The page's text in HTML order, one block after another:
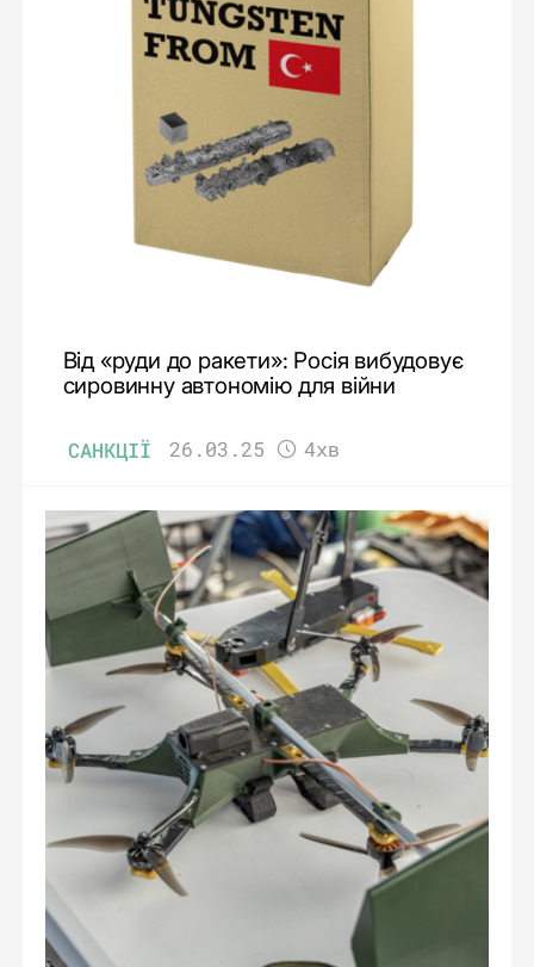
Від «руди до ракети»: Росія вибудовує
сировинну автономію для війни
САНКЦІЇ 26.03.25 4хв